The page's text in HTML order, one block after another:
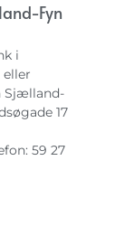
Fyn
i
eller
Sjælland-
17
59 27